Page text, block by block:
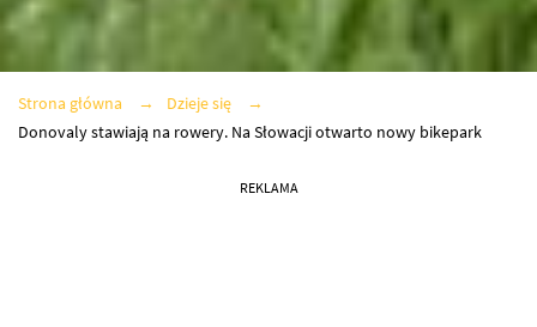
Strona główna
Dzieje się
Donovaly stawiają na rowery. Na Słowacji otwarto nowy bikepark
REKLAMA